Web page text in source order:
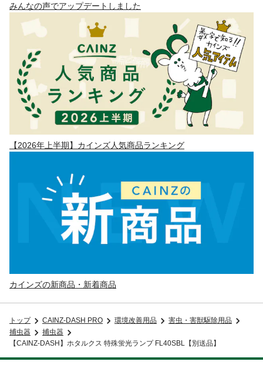
みんなの声でアップデートしました
【2026年上半期】カインズ人気商品ランキング
カインズの新商品・新着商品
トップ CAINZ-DASH PRO 環境改善用品
害虫・害獣駆除用品
捕虫器
捕虫器
【CAINZ-DASH】ホタルクス 特殊蛍光ランプ FL40SBL【別送品】